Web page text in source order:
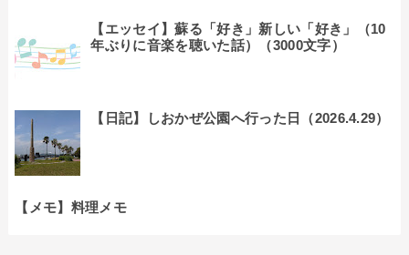
【エッセイ】蘇る「好き」新しい「好き」（10
年ぶりに音楽を聴いた話）（3000文字）
【日記】しおかぜ公園へ行った日（2026.4.29）
【メモ】料理メモ